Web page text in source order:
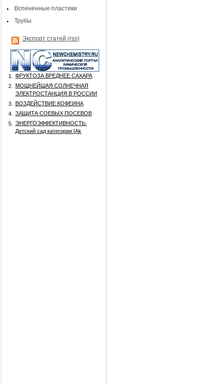
Вспененные пластики
Трубы
Экспорт статей (rss)
1.
ФРУКТОЗА ВРЕДНЕЕ САХАРА
2.
МОЩНЕЙШАЯ СОЛНЕЧНАЯ
ЭЛЕКТРОСТАНЦИЯ В РОССИИ
3.
ВОЗДЕЙСТВИЕ КОФЕИНА
4.
ЗАЩИТА СОЕВЫХ ПОСЕВОВ
5.
ЭНЕРГОЭФФЕКТИВНОСТЬ:
Детский сад категории [Аk